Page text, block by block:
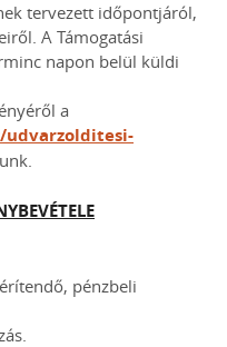
tervezett időpontjáról,
A Támogatási
napon belül küldi
a
udvarzolditesi-
pénzbeli